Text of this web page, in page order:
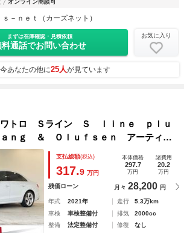
オンライン商談可
ｓ－ｎｅｔ（カーズネット）
まずは在庫確認・見積依頼
料通話でお問い合わせ
お気に入り
今あなたの他に25人が見ています
ワトロ Ｓライン Ｓ ｌｉｎｅ ｐｌｕ
ｎｇ ＆ Ｏｌｕｆｓｅｎ アーティフ
ウンドビューカメラ マトリクスＬＥＤ
ージ 電動調整機能 メモリー機能 認
支払総額(税込)
317.9 万円
本体価格
297.7
万円
諸費用
20.2
万円
残価ローン 月々 28,200 円
年式 2021年 走行
5.3万km
車検
車検整備付 排気
2000cc
整備
法定整備付 修復 なし